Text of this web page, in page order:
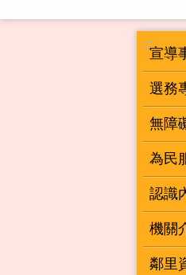
:::
宣導
選務
無障
為民
認識
機關
鄰里